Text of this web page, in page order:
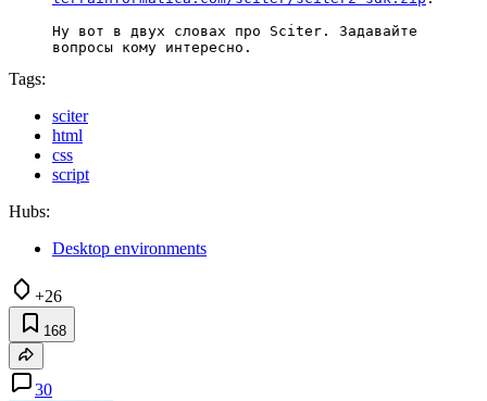
Ну вот в двух словах про Sciter. Задавайте
вопросы кому интересно.
Tags:
sciter
html
css
script
Hubs:
Desktop environments
+26
168
30